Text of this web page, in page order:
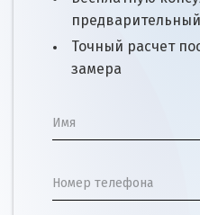
Точный расчет
замера
Имя
Номер телефона